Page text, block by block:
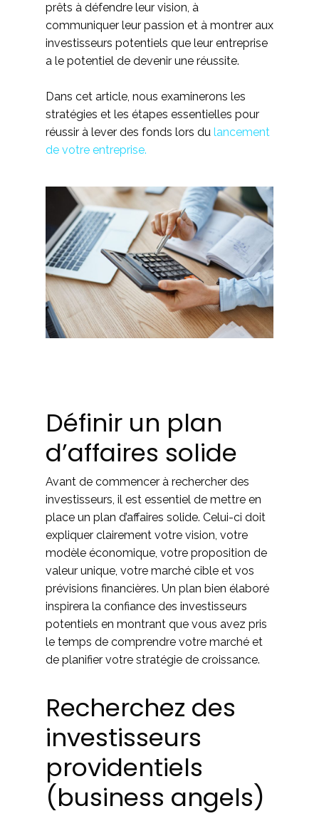
prêts à défendre leur vision, à
communiquer leur passion et à montrer aux
investisseurs potentiels que leur entreprise
a le potentiel de devenir une réussite.
Dans cet article, nous examinerons les
stratégies et les étapes essentielles pour
réussir à lever des fonds lors du lancement
de votre entreprise.
Définir un plan
d’affaires solide
Avant de commencer à rechercher des
investisseurs, il est essentiel de mettre en
place un plan d’affaires solide. Celui-ci doit
expliquer clairement votre vision, votre
modèle économique, votre proposition de
valeur unique, votre marché cible et vos
prévisions financières. Un plan bien élaboré
inspirera la confiance des investisseurs
potentiels en montrant que vous avez pris
le temps de comprendre votre marché et
de planifier votre stratégie de croissance.
Recherchez des
investisseurs
providentiels
(business angels)